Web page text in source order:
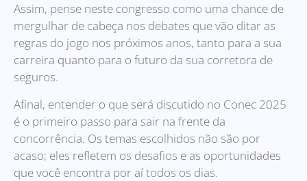
Assim, pense neste congresso como uma chance de
mergulhar de cabeça nos debates que vão ditar as
regras do jogo nos próximos anos, tanto para a sua
carreira quanto para o futuro da sua corretora de
seguros.
Afinal, entender o que será discutido no Conec 2025
é o primeiro passo para sair na frente da
concorrência. Os temas escolhidos não são por
acaso; eles refletem os desafios e as oportunidades
que você encontra por aí todos os dias.